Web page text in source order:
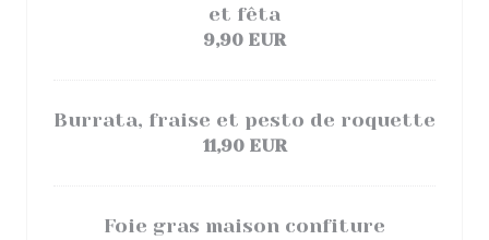
et fêta
9,90 EUR
Burrata, fraise et pesto de roquette
11,90 EUR
Foie gras maison confiture